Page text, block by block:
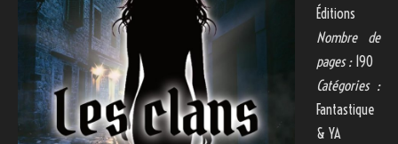
Éditions
Nombre de
pages :190
Catégories :
Fantastique
& YA